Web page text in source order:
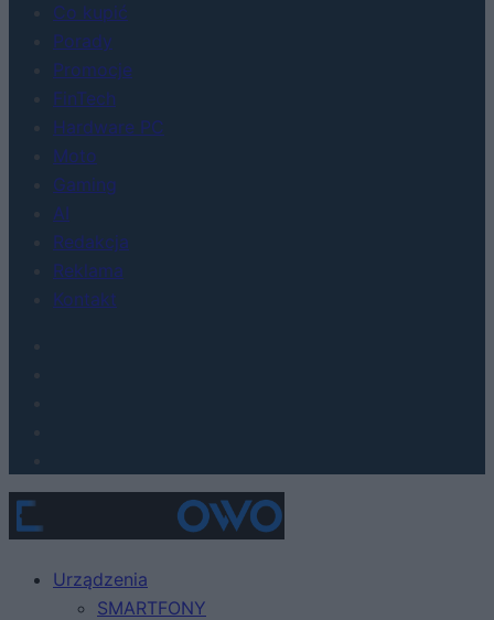
Co kupić
Porady
Promocje
FinTech
Hardware PC
Moto
Gaming
AI
Redakcja
Reklama
Kontakt
Urządzenia
SMARTFONY